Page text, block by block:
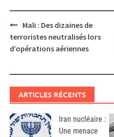
Post
navigation
Mali : Des dizaines de
terroristes neutralisés lors
d’opérations aériennes
ARTICLES RÉCENTS
Iran nucléaire :
Une menace